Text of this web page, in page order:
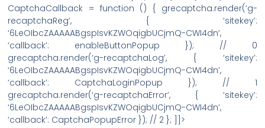
CaptchaCallback = function () { grecaptcha.render(‘g-
recaptchaReg’, { ‘sitekey’:
‘6LeOIbcZAAAAABgspIsvKZWOqigbUCjmQ-CWI4dn’,
‘callback’: enableButtonPopup }); // 0
grecaptcha.render(‘g-recaptchaLog’, { ‘sitekey’:
‘6LeOIbcZAAAAABgspIsvKZWOqigbUCjmQ-CWI4dn’,
‘callback’: CaptchaLoginPopup }); // 1
grecaptcha.render(‘g-recaptchaError’, { ‘sitekey’:
‘6LeOIbcZAAAAABgspIsvKZWOqigbUCjmQ-CWI4dn’,
‘callback’: CaptchaPopupError }); // 2 }; ]]>